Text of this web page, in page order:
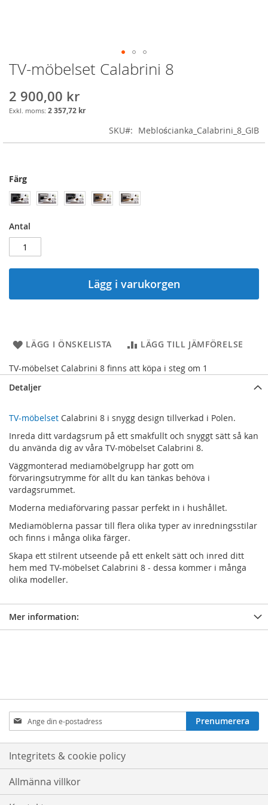
Skip
to
the
beginning
of
TV-möbelset Calabrini 8
2 900,00 kr
2 357,72 kr
SKU Meblościanka_Calabrini_8_GIB
Färg
Antal
Lägg i varukorgen
LÄGG I ÖNSKELISTA LÄGG TILL JÄMFÖRELSE
TV-möbelset Calabrini 8 finns att köpa i steg om 1
Detaljer
TV-möbelset Calabrini 8 i snygg design tillverkad i Polen.
Inreda ditt vardagsrum på ett smakfullt och snyggt sätt så kan
du använda dig av våra TV-möbelset Calabrini 8.
Väggmonterad mediamöbelgrupp har gott om
förvaringsutrymme för allt du kan tänkas behöva i
vardagsrummet.
Moderna mediaförvaring passar perfekt in i hushållet.
Mediamöblerna passar till flera olika typer av inredningsstilar
och finns i många olika färger.
Skapa ett stilrent utseende på ett enkelt sätt och inred ditt
hem med TV-möbelset Calabrini 8 - dessa kommer i många
olika modeller.
Mer information:
Prenumerera
på
nyhetsbrev:
Prenumerera
Integritets & cookie policy
Allmänna villkor